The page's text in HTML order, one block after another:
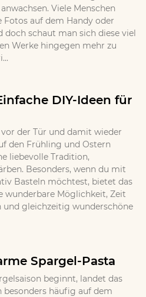
Viele Menschen
Fotos auf dem Handy oder
schaut man sich diese viel
Werke hingegen mehr zu
DIY-Ideen für
der Tür und damit wieder
den Frühling und Ostern
liebevolle Tradition,
Besonders, wenn du mit
Basteln möchtest, bietet das
wunderbare Möglichkeit, Zeit
gleichzeitig wunderschöne
Spargel-Pasta
beginnt, landet das
besonders häufig auf dem